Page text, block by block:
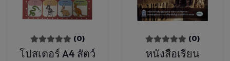
(0)
โปสเตอร์ A4 สัตว์
(0)
หนังสือเรียน